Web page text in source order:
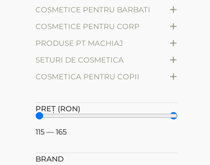
COSMETICE PENTRU BARBATI
+
COSMETICE PENTRU CORP +
PRODUSE PT MACHIAJ +
SETURI DE COSMETICA +
СOSMETICA PENTRU COPII +
PREȚ (RON)
115 — 165
BRAND